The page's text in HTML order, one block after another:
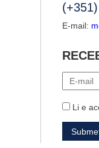
E-mail:
Li e